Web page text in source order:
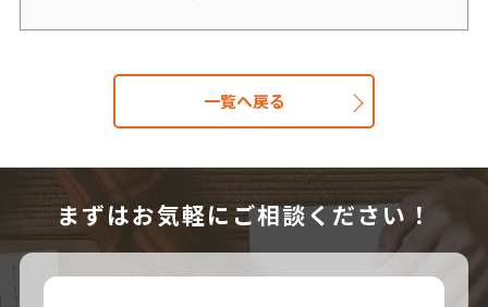
一覧へ戻る
まずはお気軽にご相談ください！